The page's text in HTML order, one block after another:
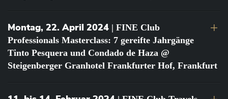
Montag, 22. April 2024 | FINE Club
Professionals Masterclass: 7 gereifte Jahrgänge
Tinto Pesquera und Condado de Haza @
Steigenberger Granhotel Frankfurter Hof, Frankfurt